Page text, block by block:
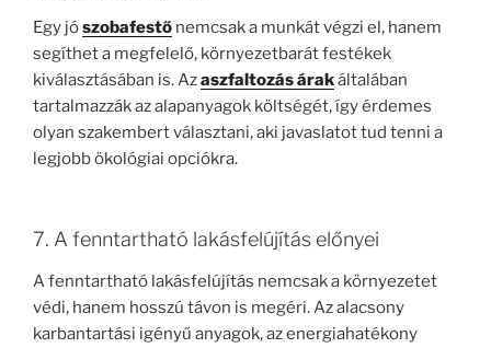
Egy jószobafestő nemcsak a munkát végzi el, hanem
segíthet a megfelelő, környezetbarát festékek
kiválasztásában is. Azaszfaltozás árakáltalában
tartalmazzák az alapanyagok költségét, így érdemes
olyan szakembert választani, aki javaslatot tud tenni a
legjobb ökológiai opciókra.
7. A fenntartható lakásfelújítás előnyei
A fenntartható lakásfelújítás nemcsak a környezetet
védi, hanem hosszú távon is megéri. Az alacsony
karbantartási igényű anyagok, az energiahatékony